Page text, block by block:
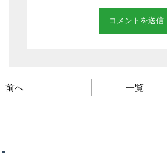
前へ 一覧